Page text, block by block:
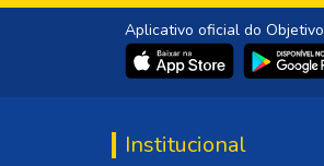
Aplicativo oficial do Objetivo
Institucional